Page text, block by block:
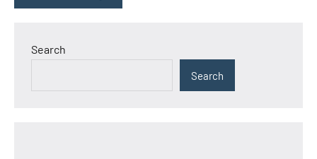
Search
Search